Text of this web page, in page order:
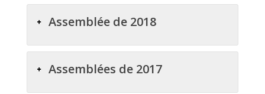
Assemblée de 2018
Assemblées de 2017